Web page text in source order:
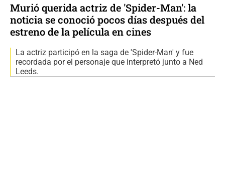
Murió querida actriz de 'Spider-Man': la
noticia se conoció pocos días después del
estreno de la película en cines
La actriz participó en la saga de 'Spider-Man' y fue
recordada por el personaje que interpretó junto a Ned
Leeds.